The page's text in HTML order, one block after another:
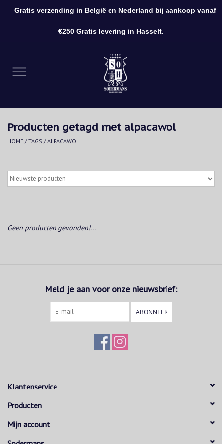
Kleding
Accessoires
Producten getagd met alpacawol
HOME /TAGS /ALPACAWOL
Geen producten gevonden!...
Meld je aan voor onze nieuwsbrief:
ABONNEER
Klantenservice
Producten
Mijn account
Gratis verzending in België en Nederland bij aankoop vanaf
€250 Gratis levering in Hasselt.